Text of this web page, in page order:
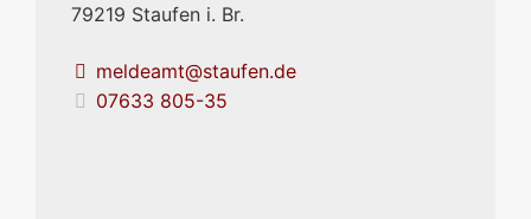
79219 Staufen i. Br.
meldeamt@staufen.de
07633 805-35